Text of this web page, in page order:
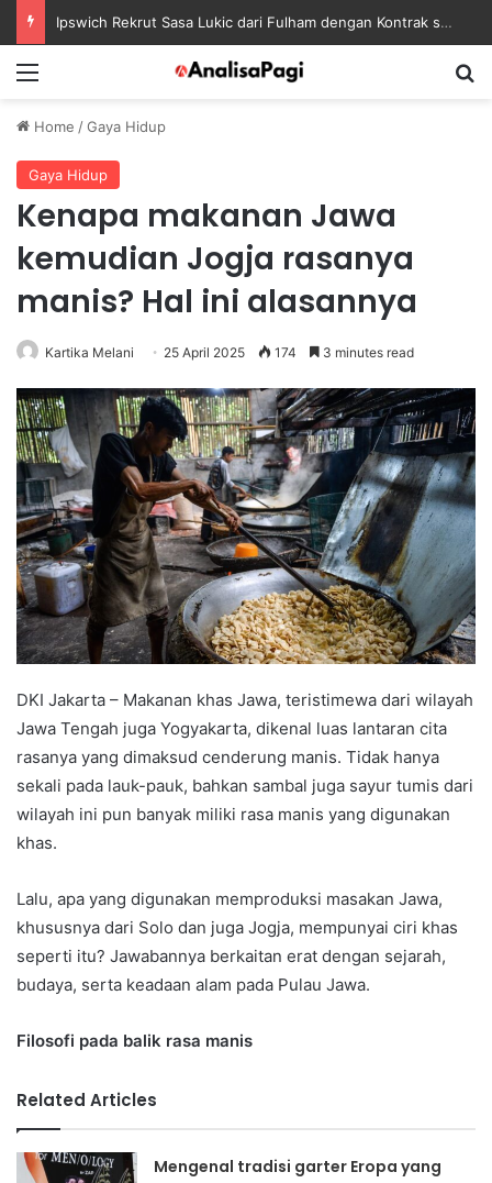
Ipswich Rekrut Sasa Lukic dari Fulham dengan Kontrak sampai 2030
Home /Gaya Hidup
Gaya Hidup
Kenapa makanan Jawa
kemudian Jogja rasanya
manis? Hal ini alasannya
Kartika Melani 25 April 2025 174 3 minutes read
DKI Jakarta – Makanan khas Jawa, teristimewa dari wilayah
Jawa Tengah juga Yogyakarta, dikenal luas lantaran cita
rasanya yang dimaksud cenderung manis. Tidak hanya
sekali pada lauk-pauk, bahkan sambal juga sayur tumis dari
wilayah ini pun banyak miliki rasa manis yang digunakan
khas.
Lalu, apa yang digunakan memproduksi masakan Jawa,
khususnya dari Solo dan juga Jogja, mempunyai ciri khas
seperti itu? Jawabannya berkaitan erat dengan sejarah,
budaya, serta keadaan alam pada Pulau Jawa.
Filosofi pada balik rasa manis
Related Articles
Mengenal tradisi garter Eropa yang